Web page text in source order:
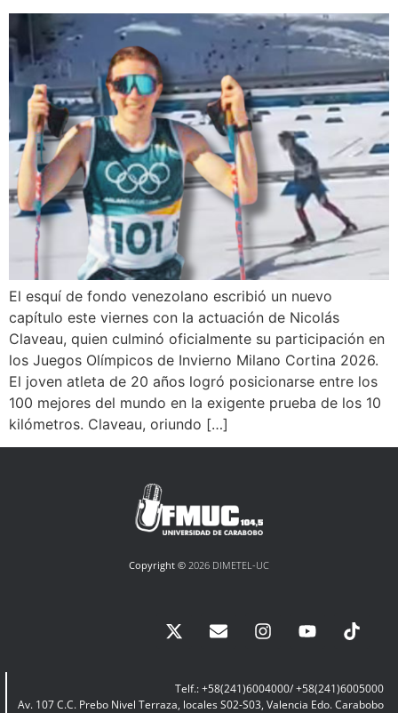
El esquí de fondo venezolano escribió un nuevo
capítulo este viernes con la actuación de Nicolás
Claveau, quien culminó oficialmente su participación en
los Juegos Olímpicos de Invierno Milano Cortina 2026.
El joven atleta de 20 años logró posicionarse entre los
100 mejores del mundo en la exigente prueba de los 10
kilómetros. Claveau, oriundo […]
Copyright © 2026 DIMETEL-UC
Telf.: +58(241)6004000/ +58(241)6005000
Av. 107 C.C. Prebo Nivel Terraza, locales S02-S03, Valencia Edo. Carabobo